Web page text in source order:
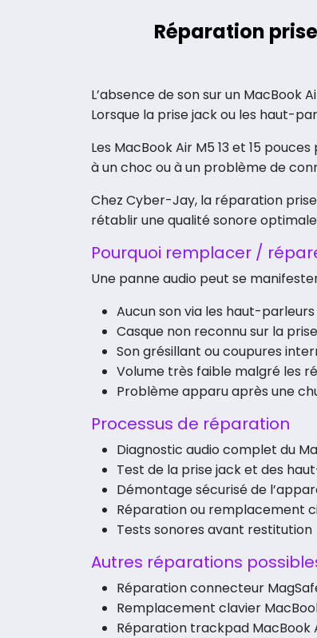
Réparation
L’absence de son sur un
Lorsque la prise jack ou les haut-
Les MacBook Air M5 13 et 15
à un choc ou à un problème de
Chez Cyber-Jay, la réparation
rétablir une qualité sonore
Pourquoi remplacer /
Une panne audio peut se
Aucun son via les haut-
Casque non reconnu sur la
Son grésillant ou coupures
Volume très faible malgré les
Problème apparu après une
Processus de réparation
Diagnostic audio complet du
Test de la prise jack et des
Démontage sécurisé de
Réparation ou remplacement
Tests sonores avant restitution
Autres réparations
Réparation connecteur
Remplacement clavier
Réparation trackpad MacBook